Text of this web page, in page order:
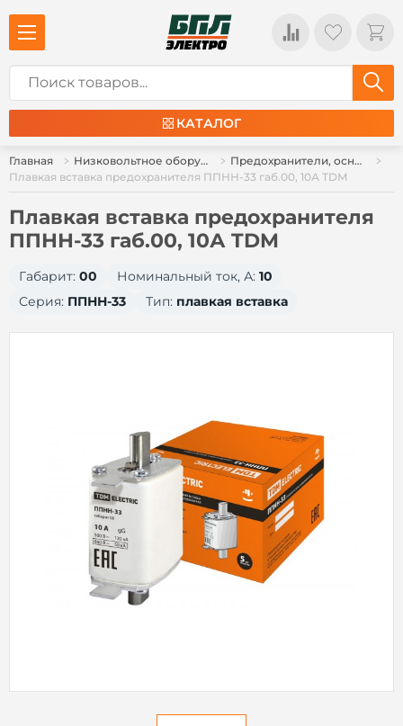
КАТАЛОГ
Главная Низковольтное оборудование
Предохранители, основания предохранителей
Плавкая вставка предохранителя ППНН-33 габ.00, 10А TDM
Плавкая вставка предохранителя
ППНН-33 габ.00, 10А TDM
Габарит: 00 Номинальный ток, А: 10
Серия: ППНН-33 Тип: плавкая вставка